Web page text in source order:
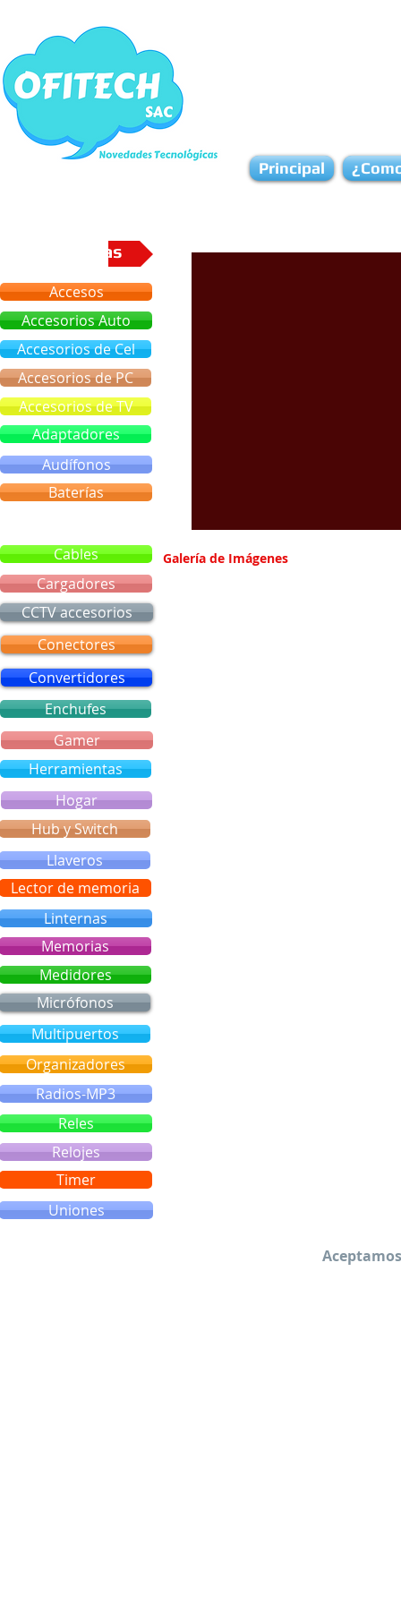
Galería de Imágenes
Categorias
Accesorios de PC
Accesorios de TV
Audífonos
Cables
Adaptadores
Accesorios de Cel
Baterías
Cargadores
Accesorios Auto
Accesos
Principal
Convertidores
CCTV accesorios
Enchufes
Conectores
Gamer
Herramientas
Hogar
Hub y Switch
Llaveros
Lector de memoria
Linternas
Memorias
Medidores
Micrófonos
Multipuertos
Organizadores
Radios-MP3
Reles
Relojes
Timer
Uniones